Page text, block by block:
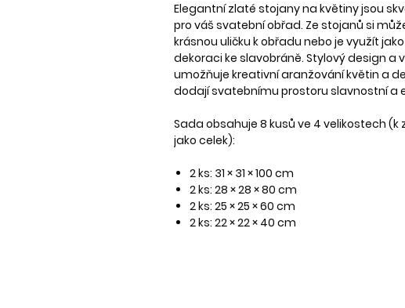
Elegantní zlaté stojany na květiny jsou
pro váš svatební obřad. Ze stojanů si
krásnou uličku k obřadu nebo je využít
dekoraci ke slavobráně. Stylový design a
umožňuje kreativní aranžování květin a
dodají svatebnímu prostoru slavnostní a
Sada obsahuje 8 kusů ve 4 velikostech (k
jako celek):
2 ks: 31 × 31 × 100 cm
2 ks: 28 × 28 × 80 cm
2 ks: 25 × 25 × 60 cm
2 ks: 22 × 22 × 40 cm